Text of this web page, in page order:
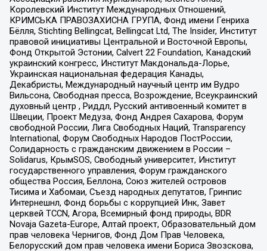
Королевский Институт Международных Отношений,
КРИМСЬКА ПРАВОЗАХИСНА ГРУПА, Фонд имени Генриха
Бёлля, Stichting Bellingcat, Bellingcat Ltd, The Insider, Институт
правовой инициативы Центральной и Восточной Европы,
Фонд Открытой Эстонии, Calvert 22 Foundation, Канадский
украинский конгресс, Институт Макдональда-Лорье,
Украинская национальная федерация Канады,
Декабристы, Международный научный центр им Вудро
Вильсона, Свободная пресса, Возрождение, Всеукраинский
духовный центр , Риддл, Русский антивоенный комитет в
Швеции, Проект Медуза, Фонд Андрея Сахарова, Форум
свободной России, Лига Свободных Наций, Transparеncy
International, Форум Свободных Народов ПостРоссии,
Солидарность с гражданским движением в России –
Solidarus, КрымSOS, Свободный университет, Институт
государственного управления, Форум гражданского
общества Россия, Беллона, Союз жителей островов
Тисима и Хабомаи, Съезд народных депутатов, Гринпис
Интернешнл, Фонд борьбы с коррупцией Инк, Завет
церквей TCCN, Агора, Всемирный фонд природы, BDR
Novaja Gazeta-Europe, Алтай проект, Образовательный дом
прав человека Чернигов, Фонд Дом Прав Человека,
Белорусский дом прав человека имени Бориса Звозскова,